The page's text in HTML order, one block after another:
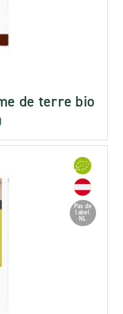
de terre bio
Pas de
label
NL